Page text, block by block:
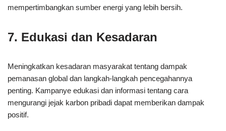
mempertimbangkan sumber energi yang lebih bersih.
7. Edukasi dan Kesadaran
Meningkatkan kesadaran masyarakat tentang dampak
pemanasan global dan langkah-langkah pencegahannya
penting. Kampanye edukasi dan informasi tentang cara
mengurangi jejak karbon pribadi dapat memberikan dampak
positif.